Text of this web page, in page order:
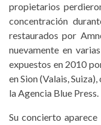
propietarios
concentración
restaurados por
nuevamente en
expuestos en 2010
en Sion (Valais,
la Agencia Blue Press.
Su concierto